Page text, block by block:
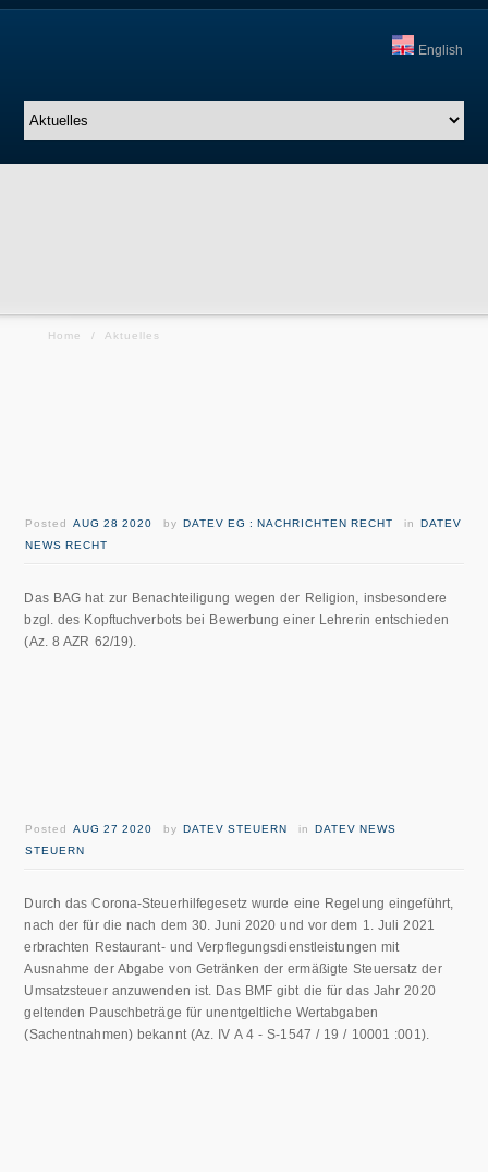
English
Home / Aktuelles
PostedAUG 28 2020 byDATEV EG : NACHRICHTEN RECHT inDATEV
NEWS RECHT
Das BAG hat zur Benachteiligung wegen der Religion, insbesondere
bzgl. des Kopftuchverbots bei Bewerbung einer Lehrerin entschieden
(Az. 8 AZR 62/19).
PostedAUG 27 2020 byDATEV STEUERN inDATEV NEWS
STEUERN
Durch das Corona-Steuerhilfegesetz wurde eine Regelung eingeführt,
nach der für die nach dem 30. Juni 2020 und vor dem 1. Juli 2021
erbrachten Restaurant- und Verpflegungsdienstleistungen mit
Ausnahme der Abgabe von Getränken der ermäßigte Steuersatz der
Umsatzsteuer anzuwenden ist. Das BMF gibt die für das Jahr 2020
geltenden Pauschbeträge für unentgeltliche Wertabgaben
(Sachentnahmen) bekannt (Az. IV A 4 - S-1547 / 19 / 10001 :001).